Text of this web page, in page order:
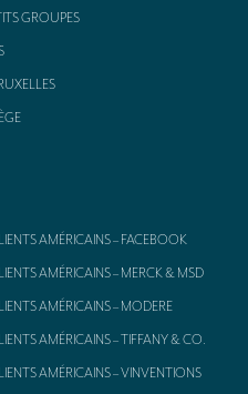
GROUPES
AMÉRICAINS – FACEBOOK
AMÉRICAINS – MERCK & MSD
AMÉRICAINS – MODERE
AMÉRICAINS – TIFFANY & CO.
AMÉRICAINS – VINVENTIONS